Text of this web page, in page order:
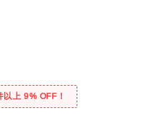
以上 9% OFF！